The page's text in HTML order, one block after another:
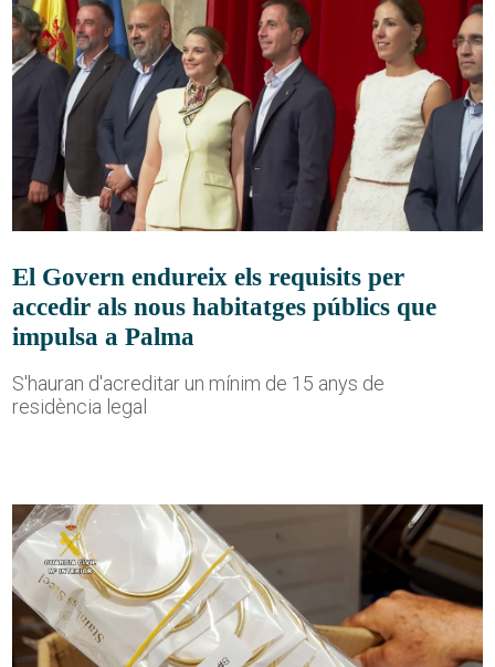
El Govern endureix els requisits per
accedir als nous habitatges públics que
impulsa a Palma
S'hauran d'acreditar un mínim de 15 anys de
residència legal